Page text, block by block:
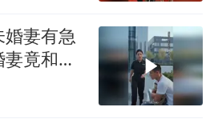
妻有急
竟和别